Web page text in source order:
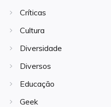
Críticas
Cultura
Diversidade
Diversos
Educação
Geek